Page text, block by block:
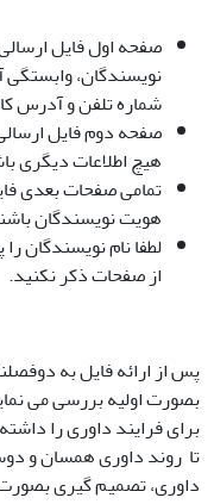
صفحه اول فایل
نویسندگان، وابستگی
شماره تلفن و آدرس
صفحه دوم فایل
هیچ اطلاعات دیگری
تمامی صفحات بعدی
هویت نویسندگان
لطفا نام نویسندگان
از صفحات ذکر نکنید.
پس از ارائه فایل به
بصورت اولیه بررسی می
برای فرایند داوری را
تا روند داوری همسان و
داوری، تصمیم گیری